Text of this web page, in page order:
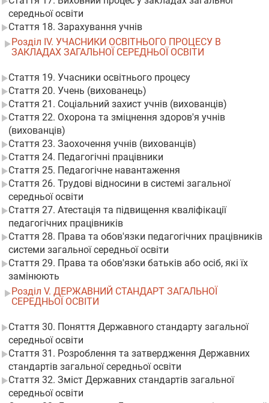
середньої освіти
Стаття 18. Зарахування учнів
Розділ IV. УЧАСНИКИ ОСВІТНЬОГО ПРОЦЕСУ В
ЗАКЛАДАХ ЗАГАЛЬНОЇ СЕРЕДНЬОЇ ОСВІТИ
Стаття 19. Учасники освітнього процесу
Стаття 20. Учень (вихованець)
Стаття 21. Соціальний захист учнів (вихованців)
Стаття 22. Охорона та зміцнення здоров'я учнів
(вихованців)
Стаття 23. Заохочення учнів (вихованців)
Стаття 24. Педагогічні працівники
Стаття 25. Педагогічне навантаження
Стаття 26. Трудові відносини в системі загальної
середньої освіти
Стаття 27. Атестація та підвищення кваліфікації
педагогічних працівників
Стаття 28. Права та обов'язки педагогічних працівників
системи загальної середньої освіти
Стаття 29. Права та обов'язки батьків або осіб, які їх
замінюють
Розділ V. ДЕРЖАВНИЙ СТАНДАРТ ЗАГАЛЬНОЇ
СЕРЕДНЬОЇ ОСВІТИ
Стаття 30. Поняття Державного стандарту загальної
середньої освіти
Стаття 31. Розроблення та затвердження Державних
стандартів загальної середньої освіти
Стаття 32. Зміст Державних стандартів загальної
середньої освіти